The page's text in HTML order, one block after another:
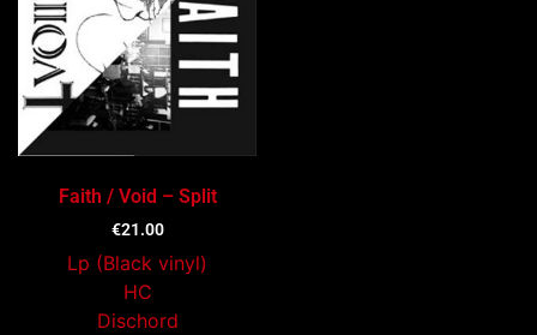
Faith / Void – Split
€21.00
Lp (Black vinyl)
HC
Dischord